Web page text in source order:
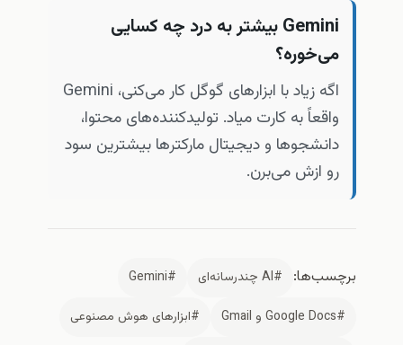
Gemini بیشتر به درد چه کسایی
می‌خوره؟
اگه زیاد با ابزارهای گوگل کار می‌کنی، Gemini
واقعاً به کارت میاد. تولیدکننده‌های محتوا،
دانشجوها و دیجیتال مارکترها بیشترین سود
رو ازش می‌برن.
برچسب‌ها: #AI چندرسانه‌ای
#Gemini
#Google Docs و Gmail
#ابزارهای هوش مصنوعی